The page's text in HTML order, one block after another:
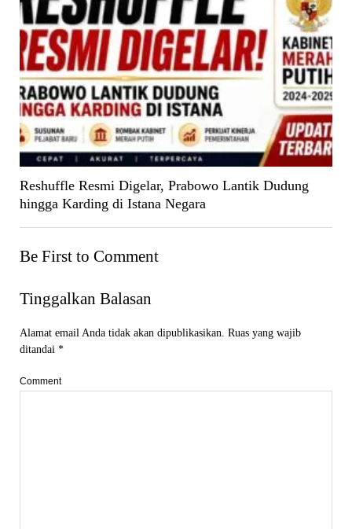
Reshuffle Resmi Digelar, Prabowo Lantik Dudung
hingga Karding di Istana Negara
Be First to Comment
Tinggalkan Balasan
Alamat email Anda tidak akan dipublikasikan. Ruas yang wajib
ditandai *
Comment